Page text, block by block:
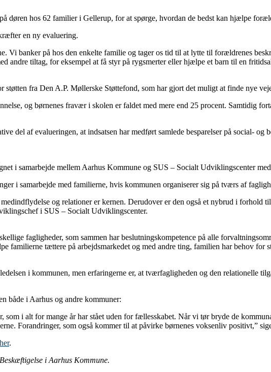
døren hos 62 familier i Gellerup, for at spørge, hvordan de bedst kan hjælpe
en ny evaluering.
Vi banker på hos den enkelte familie og tager os tid til at lytte til forældrenes
andre tiltag, for eksempel at få styr på rygsmerter eller hjælpe et barn til en
støtten fra Den A.P. Møllerske Støttefond, som har gjort det muligt at finde nye
og børnenes fravær i skolen er faldet med mere end 25 procent. Samtidig
del af evalueringen, at indsatsen har medført samlede besparelser på social-
i samarbejde mellem Aarhus Kommune og SUS – Socialt Udviklingscenter
i samarbejde med familierne, hvis kommunen organiserer sig på tværs af
og relationer er kernen. Derudover er den også et nybrud i forhold
i SUS – Socialt Udviklingscenter.
fagligheder, som sammen har beslutningskompetence på alle
familierne tættere på arbejdsmarkedet og med andre ting, familien har behov for
i kommunen, men erfaringerne er, at tværfagligheden og den relationelle
både i Aarhus og andre kommuner:
i alt for mange år har stået uden for fællesskabet. Når vi tør bryde de
Forandringer, som også kommer til at påvirke børnenes voksenliv positivt,”
.
i Aarhus Kommune.